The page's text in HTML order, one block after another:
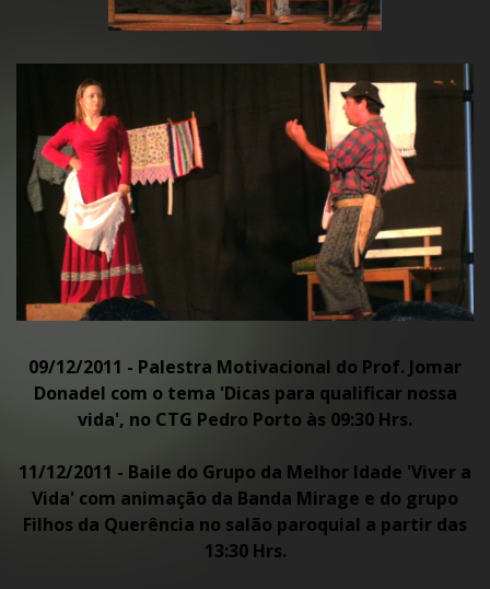
09/12/2011 - Palestra Motivacional do Prof. Jomar
Donadel com o tema 'Dicas para qualificar nossa
vida', no CTG Pedro Porto às 09:30 Hrs.
11/12/2011 - Baile do Grupo da Melhor Idade 'Viver a
Vida' com animação da Banda Mirage e do grupo
Filhos da Querência no salão paroquial a partir das
13:30 Hrs.